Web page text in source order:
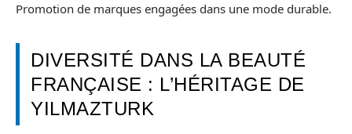
Promotion de marques engagées dans une mode durable.
DIVERSITÉ DANS LA BEAUTÉ
FRANÇAISE : L’HÉRITAGE DE
YILMAZTURK